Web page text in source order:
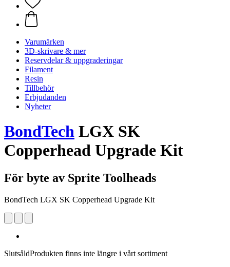
Varumärken
3D-skrivare & mer
Reservdelar & uppgraderingar
Filament
Resin
Tillbehör
Erbjudanden
Nyheter
BondTech LGX SK
Copperhead Upgrade Kit
För byte av Sprite Toolheads
BondTech LGX SK Copperhead Upgrade Kit
SlutsåldProdukten finns inte längre i vårt sortiment